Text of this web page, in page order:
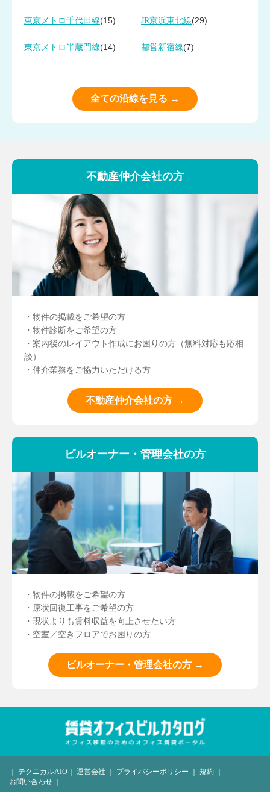
東京メトロ千代田線(15) JR京浜東北線(29)
東京メトロ半蔵門線(14) 都営新宿線(7)
全ての沿線を見る →
不動産仲介会社の方
・物件の掲載をご希望の方
・物件診断をご希望の方
・案内後のレイアウト作成にお困りの方（無料対応も応相
談）
・仲介業務をご協力いただける方
不動産仲介会社の方 →
ビルオーナー・管理会社の方
・物件の掲載をご希望の方
・原状回復工事をご希望の方
・現状よりも賃料収益を向上させたい方
・空室／空きフロアでお困りの方
ビルオーナー・管理会社の方 →
｜ テクニカルAIO ｜ 運営会社 ｜ プライバシーポリシー ｜ 規約 ｜
お問い合わせ ｜